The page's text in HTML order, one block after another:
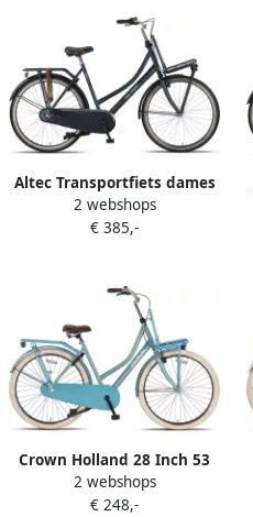
Altec Transportfiets dames
Dutch 28 Inch 57 cm Dames
3V Terugtraprem
2 webshops
€ 385,-
Crown Holland 28 Inch 53
cm Dames Terugtraprem
Lichtblauw
2 webshops
€ 248,-